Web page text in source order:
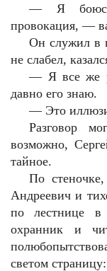
— Я
провокация, —
Он служил в
не слабел,
— Я все же
давно его знаю.
— Это
Разговор
возможно,
тайное.
По
Андреевич и
по лестнице в
охранник и
светом страницу: